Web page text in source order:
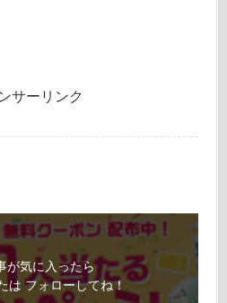
サーリンク
が気に入ったら
は フォローしてね！